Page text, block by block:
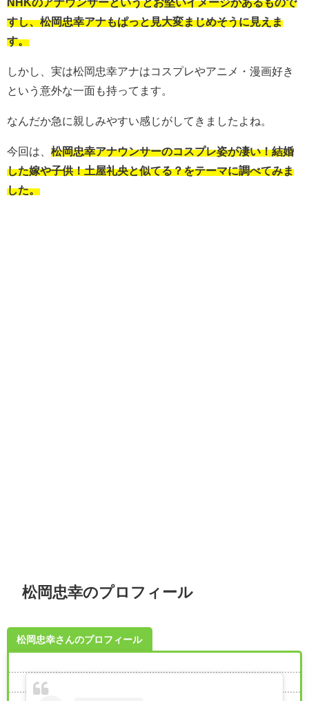
すし、松岡忠幸アナもぱっと見大変まじめそうに見えま
す。
しかし、実は松岡忠幸アナはコスプレやアニメ・漫画好き
という意外な一面も持ってます。
なんだか急に親しみやすい感じがしてきましたよね。
今回は、 松岡忠幸アナウンサーのコスプレ姿が凄い！結婚
した嫁や子供！土屋礼央と似てる？をテーマに調べてみま
した。
松岡忠幸のプロフィール
松岡忠幸さんのプロフィール